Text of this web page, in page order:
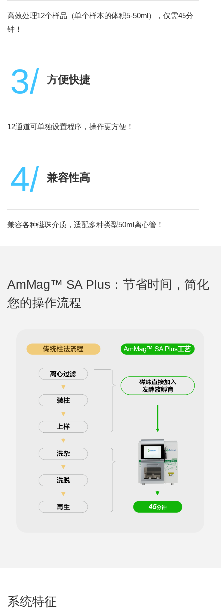
高效处理12个样品（单个样本的体积5-50ml），仅需45分
钟！
3/ 方便快捷
12通道可单独设置程序，操作更方便！
4/ 兼容性高
兼容各种磁珠介质，适配多种类型50ml离心管！
AmMag™ SA Plus：节省时间，简化
您的操作流程
系统特征